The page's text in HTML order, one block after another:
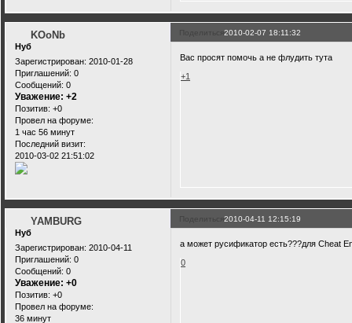
Поделиться2010-02-07 18:11:32
KOoNb
Нуб
Зарегистрирован: 2010-01-28
Приглашений: 0
Сообщений: 0
Уважение: +2
Позитив: +0
Провел на форуме:
1 час 56 минут
Последний визит:
2010-03-02 21:51:02
Вас просят помочь а не флудить тута
+1
Поделиться2010-04-11 12:15:19
YAMBURG
Нуб
Зарегистрирован: 2010-04-11
Приглашений: 0
Сообщений: 0
Уважение: +0
Позитив: +0
Провел на форуме:
36 минут
а может русификатор есть???для Cheat
0